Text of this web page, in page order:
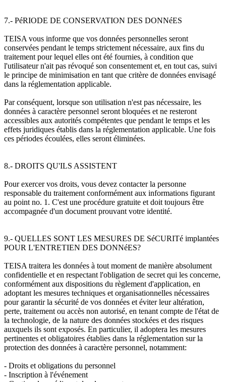
7.- PéRIODE DE CONSERVATION DES DONNéES
TEISA vous informe que vos données personnelles seront
conservées pendant le temps strictement nécessaire, aux fins du
traitement pour lequel elles ont été fournies, à condition que
l'utilisateur n'ait pas révoqué son consentement et, en tout cas, suivi
le principe de minimisation en tant que critère de données envisagé
dans la réglementation applicable.
Par conséquent, lorsque son utilisation n'est pas nécessaire, les
données à caractère personnel seront bloquées et ne resteront
accessibles aux autorités compétentes que pendant le temps et les
effets juridiques établis dans la réglementation applicable. Une fois
ces périodes écoulées, elles seront éliminées.
8.- DROITS QU'ILS ASSISTENT
Pour exercer vos droits, vous devez contacter la personne
responsable du traitement conformément aux informations figurant
au point no. 1. C'est une procédure gratuite et doit toujours être
accompagnée d'un document prouvant votre identité.
9.- QUELLES SONT LES MESURES DE SéCURITé implantées
POUR L'ENTRETIEN DES DONNéES?
TEISA traitera les données à tout moment de manière absolument
confidentielle et en respectant l'obligation de secret qui les concerne,
conformément aux dispositions du règlement d'application, en
adoptant les mesures techniques et organisationnelles nécessaires
pour garantir la sécurité de vos données et éviter leur altération,
perte, traitement ou accès non autorisé, en tenant compte de l'état de
la technologie, de la nature des données stockées et des risques
auxquels ils sont exposés. En particulier, il adoptera les mesures
pertinentes et obligatoires établies dans la réglementation sur la
protection des données à caractère personnel, notamment:
- Droits et obligations du personnel
- Inscription à l'événement